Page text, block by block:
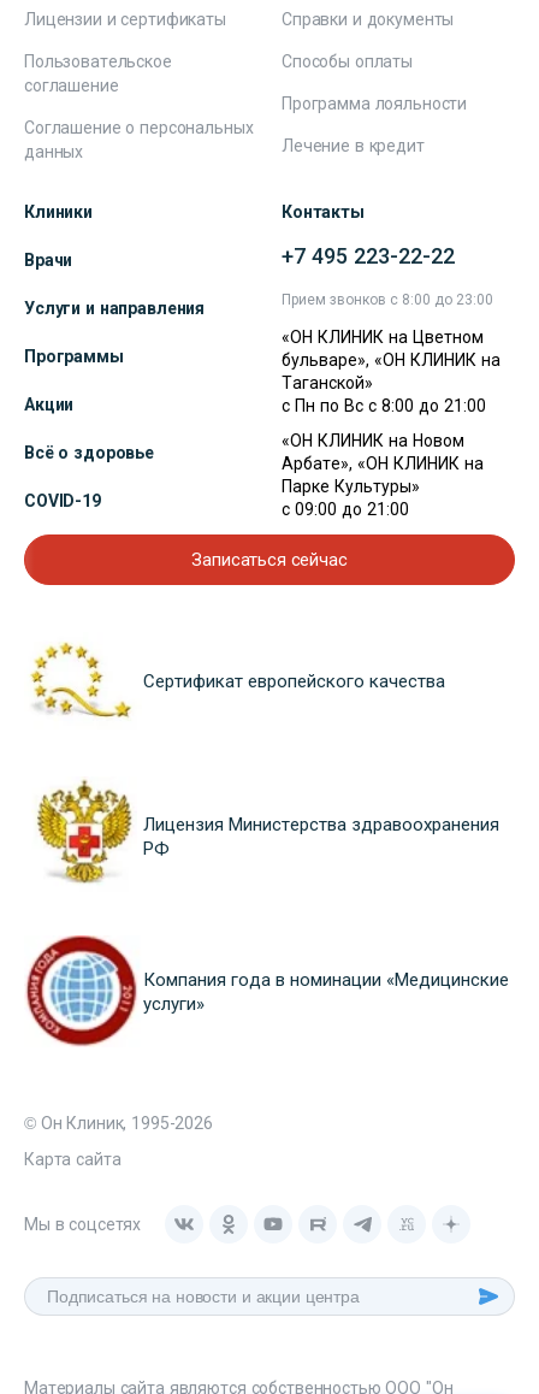
Лицензии и сертификаты
Пользовательское
соглашение
Соглашение о персональных
данных
Справки и документы
Способы оплаты
Программа лояльности
Лечение в кредит
Клиники
Врачи
Услуги и направления
Программы
Акции
Всё о здоровье
COVID-19
Контакты
+7 495 223-22-22
Прием звонков с 8:00 до 23:00
«ОН КЛИНИК на Цветном
бульваре», «ОН КЛИНИК на
Таганской»
с Пн по Вс с 8:00 до 21:00
«ОН КЛИНИК на Новом
Арбате», «ОН КЛИНИК на
Парке Культуры»
с 09:00 до 21:00
Записаться сейчас
Сертификат европейского качества
Лицензия Министерства здравоохранения
РФ
Компания года в номинации «Медицинские
услуги»
© Он Клиник, 1995-2026
Карта сайта
Мы в соцсетях
Материалы сайта являются собственностью ООО "Он